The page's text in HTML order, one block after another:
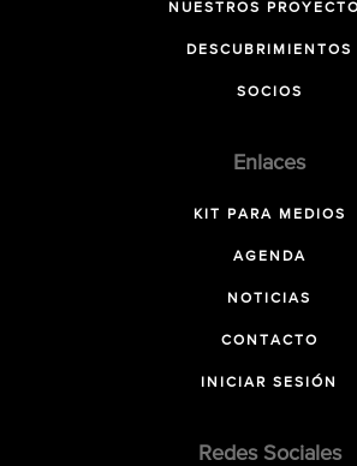
NUESTROS
DESCUBRIMIENTOS
SOCIOS
Enlaces
KIT PARA MEDIOS
AGENDA
NOTICIAS
CONTACTO
INICIAR SESIÓN
Redes Sociales